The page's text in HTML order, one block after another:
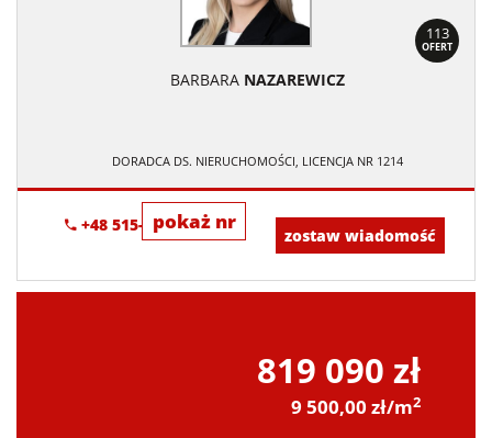
113
OFERT
BARBARA NAZAREWICZ
DORADCA DS. NIERUCHOMOŚCI, LICENCJA NR 1214
pokaż nr
+48 515-634-552
zostaw wiadomość
819 090 zł
9 500,00 zł/m2